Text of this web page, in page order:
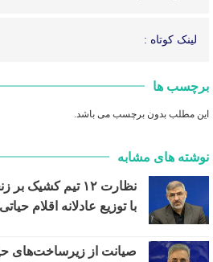
لینک کوتاه :
برچسب ها
این مطلب بدون برچسب می باشد.
نوشته های مشابه
نظارت ۱۲ تیم
با توزیع عادلانه اقلام
صیانت از زیرساخت‌های